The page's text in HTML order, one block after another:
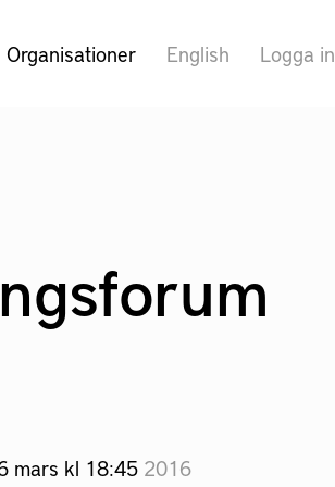
Organisationer English Logga in
mars kl 18:45 2016